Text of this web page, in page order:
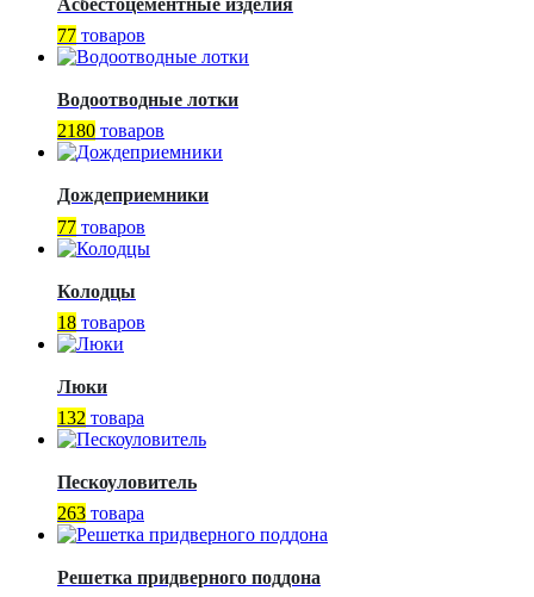
Асбестоцементные изделия
77 товаров
Водоотводные лотки
2180 товаров
Дождеприемники
77 товаров
Колодцы
18 товаров
Люки
132 товара
Пескоуловитель
263 товара
Решетка придверного поддона